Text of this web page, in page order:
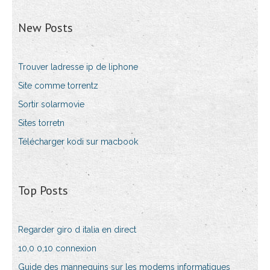
New Posts
Trouver ladresse ip de liphone
Site comme torrentz
Sortir solarmovie
Sites torretn
Télécharger kodi sur macbook
Top Posts
Regarder giro d italia en direct
10,0 0,10 connexion
Guide des mannequins sur les modems informatiques